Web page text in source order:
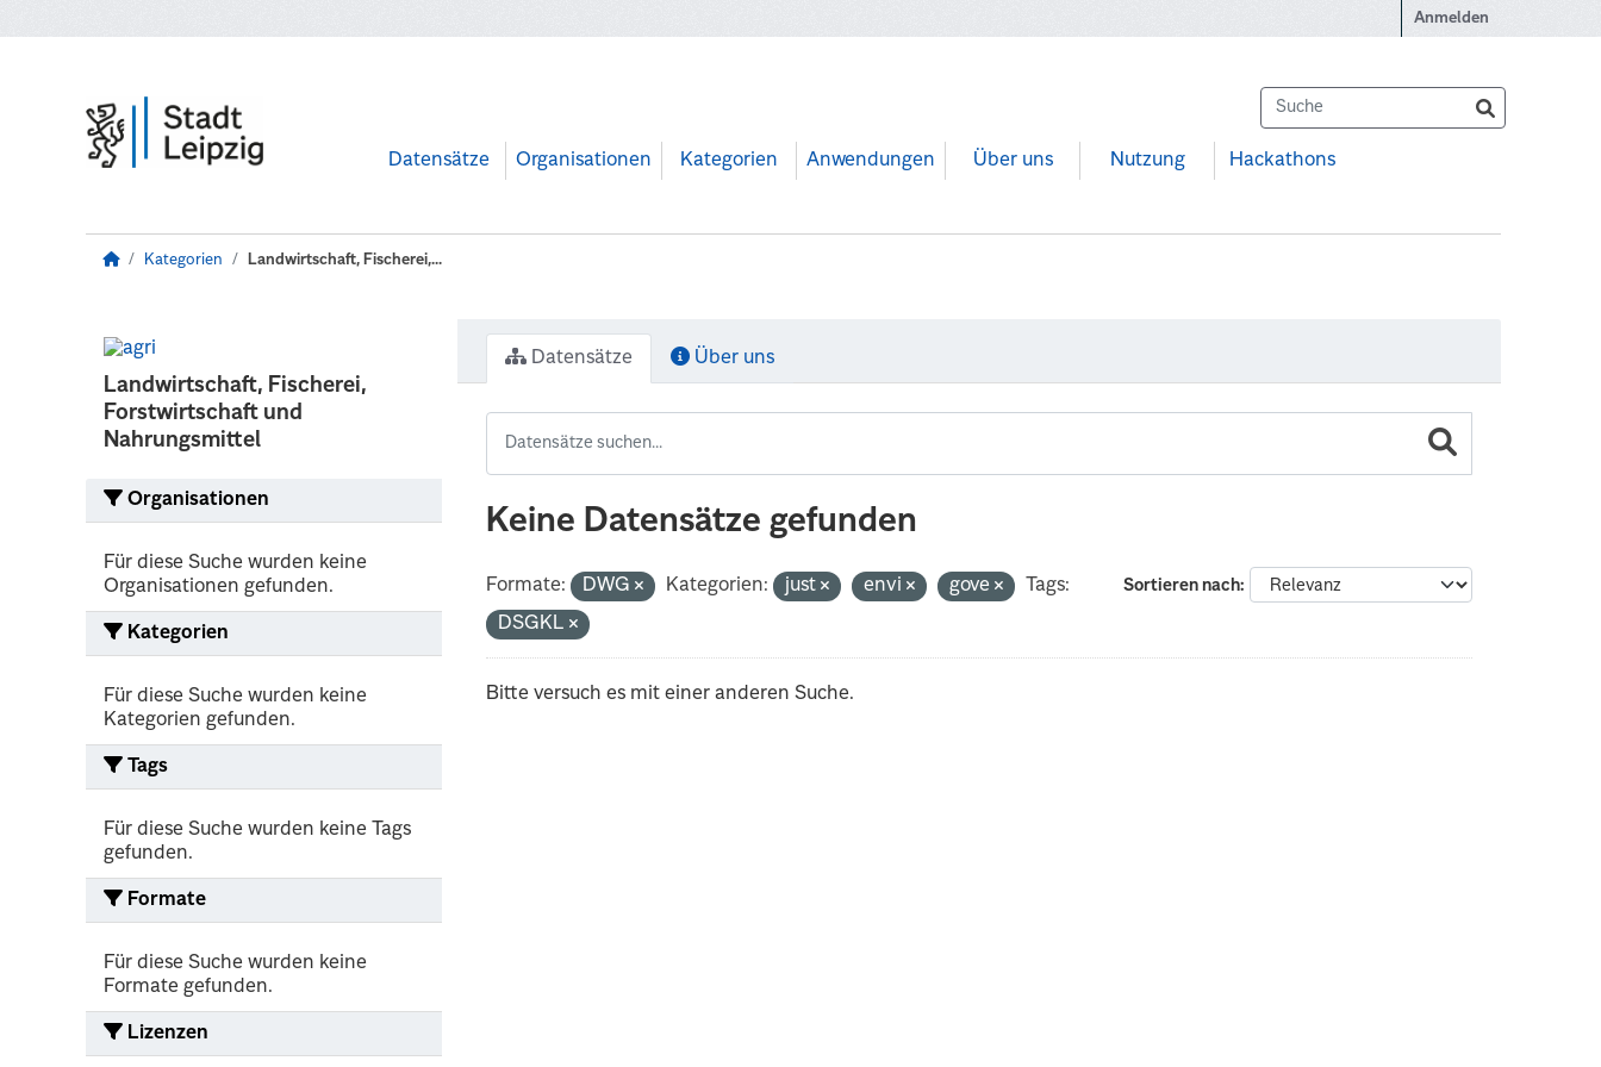
Anmelden
Datensätze Organisationen Kategorien Anwendungen Über uns Nutzung Hackathons
Kategorien Landwirtschaft, Fischerei,...
Landwirtschaft, Fischerei,
Forstwirtschaft und
Nahrungsmittel
Organisationen
Für diese Suche wurden keine
Organisationen gefunden.
Kategorien
Für diese Suche wurden keine
Kategorien gefunden.
Tags
Für diese Suche wurden keine Tags
gefunden.
Formate
Für diese Suche wurden keine
Formate gefunden.
Lizenzen
Datensätze Über uns
Keine Datensätze gefunden
Sortieren nach
Formate: DWG Kategorien: just envi gove
Tags:
DSGKL
Bitte versuch es mit einer anderen Suche.